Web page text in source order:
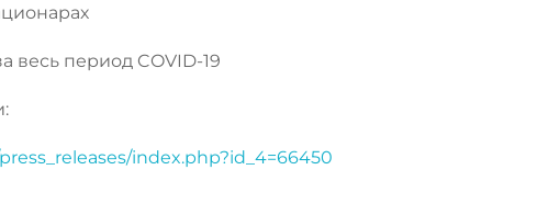
весь период COVID-19
index.php?id_4=66450